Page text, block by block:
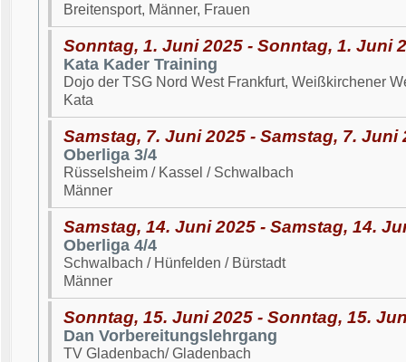
Breitensport, Männer, Frauen
Sonntag, 1. Juni 2025 - Sonntag, 1. Juni
Kata Kader Training
Dojo der TSG Nord West Frankfurt, Weißkirchener
Kata
Samstag, 7. Juni 2025 - Samstag, 7. Juni
Oberliga 3/4
Rüsselsheim / Kassel / Schwalbach
Männer
Samstag, 14. Juni 2025 - Samstag, 14.
Oberliga 4/4
Schwalbach / Hünfelden / Bürstadt
Männer
Sonntag, 15. Juni 2025 - Sonntag, 15.
Dan Vorbereitungslehrgang
TV Gladenbach/ Gladenbach